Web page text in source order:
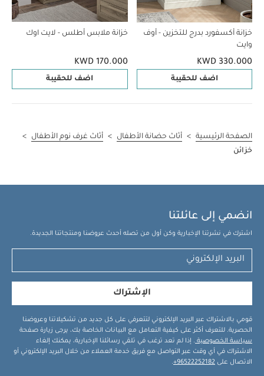
خزانة أكسفورد بدرج للتخزين - أوف
وايت
KWD 330.000
اضف للحقيبة
خزانة ملابس أطلس - لايت اوك
KWD 170.000
اضف للحقيبة
الصفحة الرئيسية > أثاث حضانة الأطفال > أثاث غرف نوم الأطفال
>
خزائن
انضمي إلى عائلتنا
اشترك في نشرتنا الإخبارية وكن أول من تصله أحدث عروضنا ومنتجاتنا الجديدة.
الإشتراك
قومي بالاشتراك عبر البريد الإلكتروني لتتعرفي على كل جديد من تشكيلاتنا وعروضنا
الحصرية. للتعرف أكثر على كيفية التعامل مع البيانات الخاصة بك، يرجى زيارة صفحة
سياسة الخصوصية . إذا لم تعد ترغب في تلقي رسائلنا الإخبارية، يمكنك إلغاء
الاشتراك في أي وقت عبر التواصل مع فريق خدمة العملاء من خلال البريد الإلكتروني أو
الاتصال على 96522252182+
.